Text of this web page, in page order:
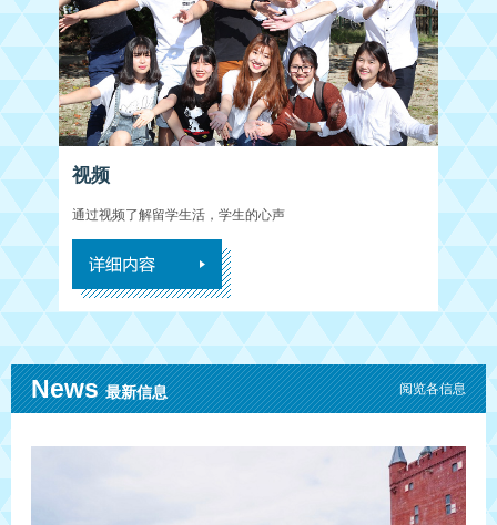
视频
通过视频了解留学生活，学生的心声
News最新信息 阅览各信息